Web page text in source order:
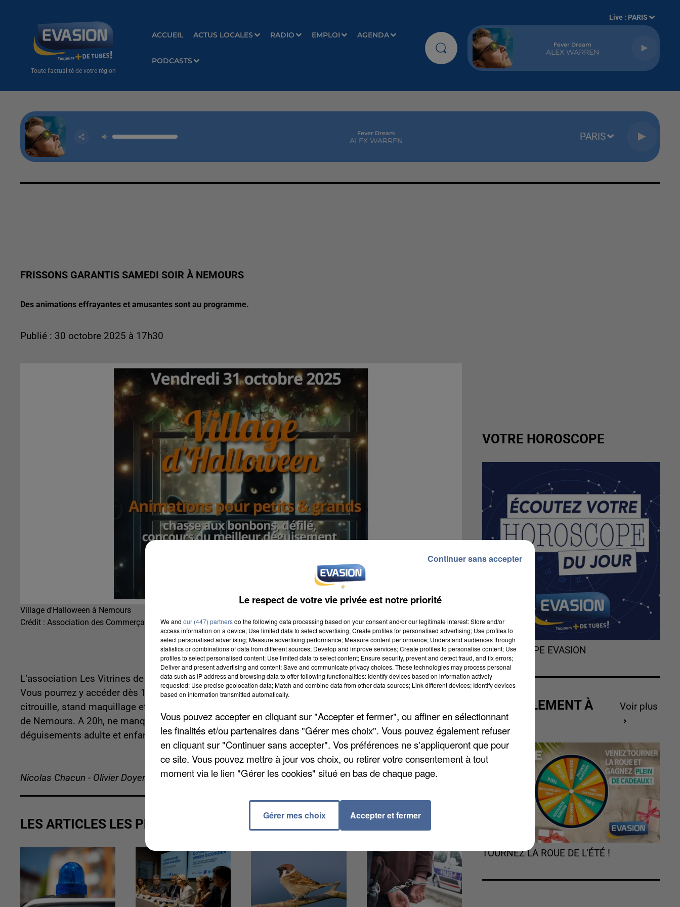
Toute l'actualité de votre région
ACCUEIL ACTUS LOCALES RADIO EMPLOI AGENDA
PODCASTS
Live : PARIS
Fever Dream
ALEX WARREN
Fever Dream
ALEX WARREN PARIS
FRISSONS GARANTIS SAMEDI SOIR À NEMOURS
Des animations effrayantes et amusantes sont au programme.
Publié : 30 octobre 2025 à 17h30
Village d'Halloween à Nemours
Crédit : Association des Commerçants et Artisans de Nemours
L’association Les Vitrines de Nemours va installer un village d’Halloween dans la cour du château.
Vous pourrez y accéder dès 16h30 et jusqu’à 21h. De nombreuses animations sont prévues : atelier
citrouille, stand maquillage et photo ou encore chasse aux bonbons dans le sombre cachot du Château
de Nemours. A 20h, ne manquez pas le défilé d’Halloween. Un concours récompensera les meilleurs
déguisements adulte et enfant. Pensez à vous inscrire en arrivant sur place. L’accès est libre.
Nicolas Chacun - Olivier Doyen
LES ARTICLES LES PLUS VUS
VOTRE HOROSCOPE
L'HOROSCOPE EVASION
ACTUELLEMENT À
GAGNER
Voir plus
TOURNEZ LA ROUE DE L'ÉTÉ !
Le respect de votre vie privée est notre priorité
We and our (447) partnersdo the following data processing based on your consent and/or our legitimate interest: Store and/or
access information on a device; Use limited data to select advertising; Create profiles for personalised advertising; Use profiles to
select personalised advertising; Measure advertising performance; Measure content performance; Understand audiences through
statistics or combinations of data from different sources; Develop and improve services; Create profiles to personalise content; Use
profiles to select personalised content; Use limited data to select content; Ensure security, prevent and detect fraud, and fix errors;
Deliver and present advertising and content; Save and communicate privacy choices. These technologies may process personal
data such as IP address and browsing data to offer following functionalities: Identify devices based on information actively
requested; Use precise geolocation data; Match and combine data from other data sources; Link different devices; Identify devices
based on information transmitted automatically.
Vous pouvez accepter en cliquant sur "Accepter et fermer", ou affiner en sélectionnant
les finalités et/ou partenaires dans "Gérer mes choix". Vous pouvez également refuser
en cliquant sur "Continuer sans accepter". Vos préférences ne s'appliqueront que pour
ce site. Vous pouvez mettre à jour vos choix, ou retirer votre consentement à tout
moment via le lien "Gérer les cookies" situé en bas de chaque page.
Gérer mes choix Accepter et fermer
Continuer sans accepter